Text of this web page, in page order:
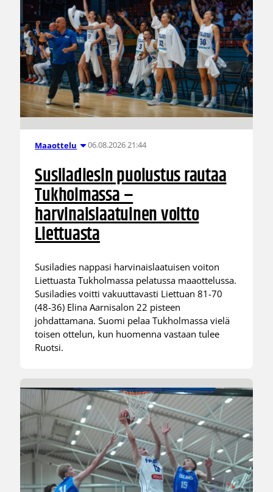
Maaottelu 06.08.2026 21:44
Susiladiesin puolustus rautaa
Tukholmassa –
harvinaislaatuinen voitto
Liettuasta
Susiladies nappasi harvinaislaatuisen voiton
Liettuasta Tukholmassa pelatussa maaottelussa.
Susiladies voitti vakuuttavasti Liettuan 81-70
(48-36) Elina Aarnisalon 22 pisteen
johdattamana. Suomi pelaa Tukholmassa vielä
toisen ottelun, kun huomenna vastaan tulee
Ruotsi.